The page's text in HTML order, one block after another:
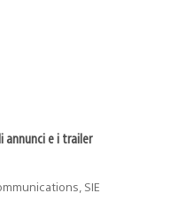
e i trailer
SIE